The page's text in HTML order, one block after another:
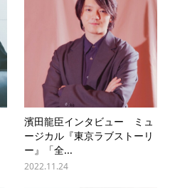
濱田龍臣インタビュー ミュ
ージカル『東京ラブストーリ
ー』「全...
2022.11.24